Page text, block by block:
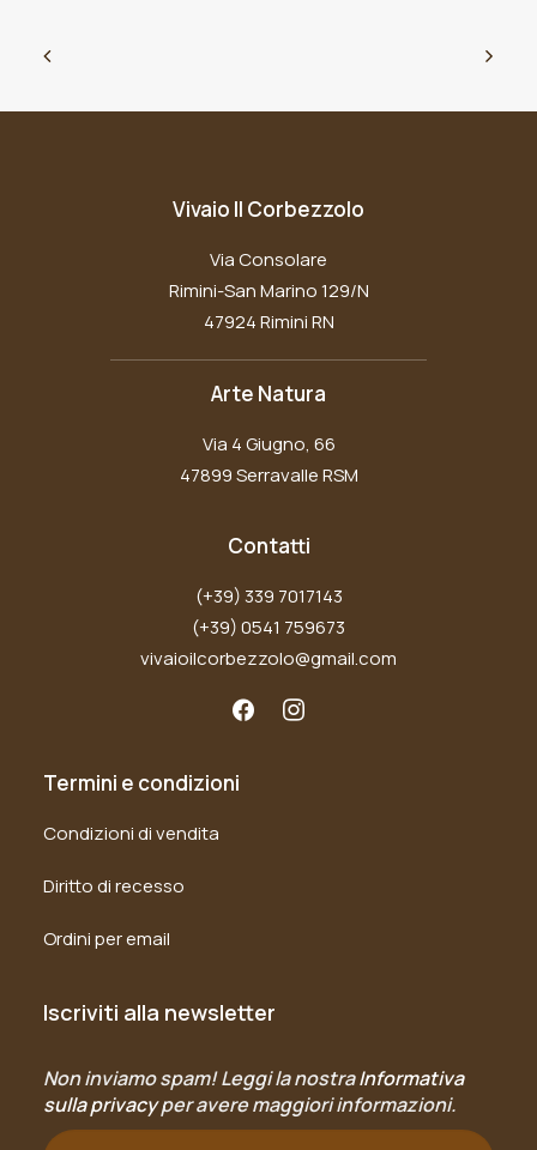
Vivaio Il Corbezzolo
Via Consolare
Rimini-San Marino 129/N
47924 Rimini RN
Arte Natura
Via 4 Giugno, 66
47899 Serravalle RSM
Contatti
(+39) 339 7017143
(+39) 0541 759673
vivaioilcorbezzolo@gmail.com
Termini e condizioni
Condizioni di vendita
Diritto di recesso
Ordini per email
Iscriviti alla newsletter
Non inviamo spam! Leggi la nostraInformativa
sulla privacyper avere maggiori informazioni.